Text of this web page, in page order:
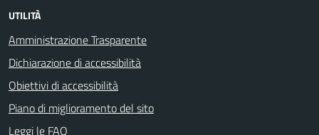
UTILITÀ
Amministrazione Trasparente
Dichiarazione di accessibilità
Obiettivi di accessibilità
Piano di miglioramento del sito
Leggi le FAQ